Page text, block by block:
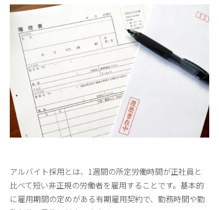
アルバイト採用とは、1週間の所定労働時間が正社員と
比べて短い非正規の労働者を雇用することです。基本的
に雇用期間の定めがある有期雇用契約で、勤務時間や勤